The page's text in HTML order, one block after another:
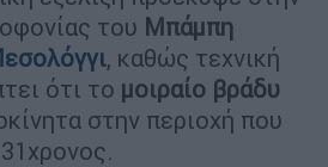
του Μπάμπη
, καθώς τεχνική
ότι το μοιραίο βράδυ
στην περιοχή που